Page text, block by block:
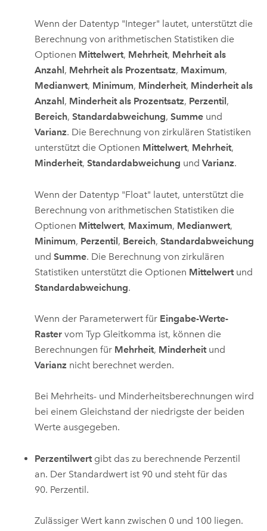
Wenn der Datentyp "Integer" lautet, unterstützt die
Berechnung von arithmetischen Statistiken die
Optionen Mittelwert, Mehrheit, Mehrheit als
Anzahl , Mehrheit als Prozentsatz, Maximum,
Medianwert, Minimum, Minderheit, Minderheit als
Anzahl , Minderheit als Prozentsatz, Perzentil ,
Bereich,Standardabweichung,Summe und
Varianz. Die Berechnung von zirkulären Statistiken
unterstützt die Optionen Mittelwert, Mehrheit,
Minderheit,Standardabweichung undVarianz.
Wenn der Datentyp "Float" lautet, unterstützt die
Berechnung von arithmetischen Statistiken die
Optionen Mittelwert, Maximum, Medianwert,
Minimum, Perzentil, Bereich,Standardabweichung
undSumme. Die Berechnung von zirkulären
Statistiken unterstützt die Optionen Mittelwertund
Standardabweichung.
Wenn der Parameterwert für Eingabe-Werte-
Raster vom Typ Gleitkomma ist, können die
Berechnungen für Mehrheit, Minderheitund
Varianz nicht berechnet werden.
Bei Mehrheits- und Minderheitsberechnungen wird
bei einem Gleichstand der niedrigste der beiden
Werte ausgegeben.
Perzentilwertgibt das zu berechnende Perzentil
an. Der Standardwert ist 90 und steht für das
90. Perzentil.
Zulässiger Wert kann zwischen 0 und 100 liegen.